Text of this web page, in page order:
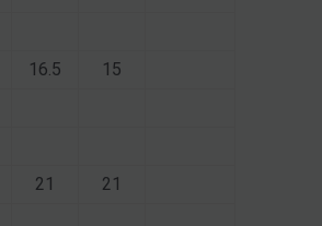
16.5
15
21
21